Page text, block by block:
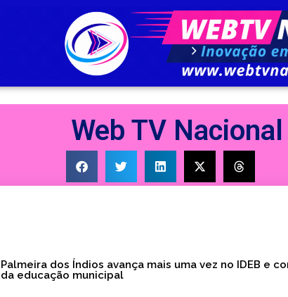
Web TV Nacional
Palmeira dos Índios avança mais uma vez no IDEB e
da educação municipal